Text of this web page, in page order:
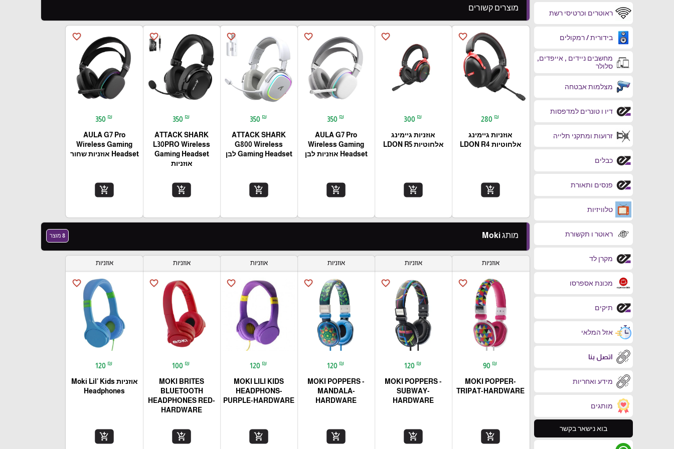
ראוטרים וכרטיסי רשת
בידורית / רמקולים
מחשבים ניידים , אייפדים,
סלולר
מצלמות אבטחה
דיו ו טונרים למדפסות
זרועות ומתקני תלייה
כבלים
פנסים ותאורת
טלוויזיות
ראוטר ו תקשורת
מקרן לד
מכונת אספרסו
תיקים
אזל המלאי
اتصل بنا
מידע ואחריות
מותגים
בוא נישאר בקשר
מוצרים קשורים
favorite_border
280 ₪
אוזניות גיימינג
אלחוטיות LDON R4
add_shopping_cart
favorite_border
300 ₪
אוזניות גיימינג
אלחוטיות LDON R5
add_shopping_cart
favorite_border
350 ₪
AULA G7 Pro
Wireless Gaming
Headset אוזניות לבן
add_shopping_cart
favorite_border
350 ₪
ATTACK SHARK
G800 Wireless
Gaming Headset לבן
add_shopping_cart
favorite_border
350 ₪
ATTACK SHARK
L30PRO Wireless
Gaming Headset
אוזניות
add_shopping_cart
favorite_border
350 ₪
AULA G7 Pro
Wireless Gaming
Headset אוזניות שחור
add_shopping_cart
מותג Moki 8 מוצר
אוזניות
favorite_border
90 ₪
MOKI POPPER-
TRIPAT-HARDWARE
add_shopping_cart
אוזניות
favorite_border
120 ₪
MOKI POPPERS -
SUBWAY-
HARDWARE
add_shopping_cart
אוזניות
favorite_border
120 ₪
MOKI POPPERS -
MANDALA-
HARDWARE
add_shopping_cart
אוזניות
favorite_border
120 ₪
MOKI LILI KIDS
HEADPHONS-
PURPLE-HARDWARE
add_shopping_cart
אוזניות
favorite_border
100 ₪
MOKI BRITES
BLUETOOTH
HEADPHONES RED-
HARDWARE
add_shopping_cart
אוזניות
favorite_border
120 ₪
אוזניות Moki Lil' Kids
Headphones
add_shopping_cart